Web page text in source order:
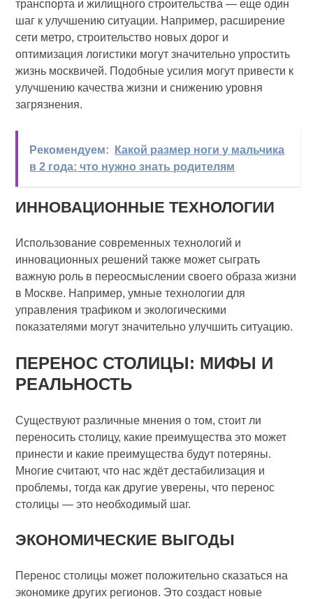
транспорта и жилищного строительства — еще один
шаг к улучшению ситуации. Например, расширение
сети метро, строительство новых дорог и
оптимизация логистики могут значительно упростить
жизнь москвичей. Подобные усилия могут привести к
улучшению качества жизни и снижению уровня
загрязнения.
Рекомендуем:
Какой размер ноги у мальчика
в 2 года: что нужно знать родителям
ИННОВАЦИОННЫЕ ТЕХНОЛОГИИ
Использование современных технологий и
инновационных решений также может сыграть
важную роль в переосмыслении своего образа жизни
в Москве. Например, умные технологии для
управления трафиком и экологическими
показателями могут значительно улучшить ситуацию.
ПЕРЕНОС СТОЛИЦЫ: МИФЫ И
РЕАЛЬНОСТЬ
Существуют различные мнения о том, стоит ли
переносить столицу, какие преимущества это может
принести и какие преимущества будут потеряны.
Многие считают, что нас ждёт дестабилизация и
проблемы, тогда как другие уверены, что перенос
столицы — это необходимый шаг.
ЭКОНОМИЧЕСКИЕ ВЫГОДЫ
Перенос столицы может положительно сказаться на
экономике других регионов. Это создаст новые